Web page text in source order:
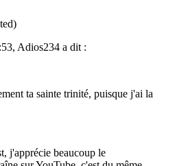
Adios234 a dit :
ta sainte trinité, puisque j'ai la
j'apprécie beaucoup le